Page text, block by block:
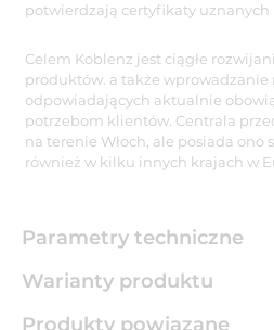
potwierdzają certyfikaty uznanych
Celem Koblenz jest ciągłe
produktów. a także wprowadzanie
odpowiadających aktualnie
potrzebom klientów. Centrala
na terenie Włoch, ale posiada ono
również w kilku innych krajach w
Parametry techniczne
Warianty produktu
Produkty powiązane